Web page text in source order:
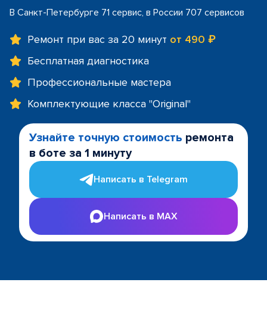
В Санкт-Петербурге 71 сервис, в России 707 сервисов
Ремонт при вас за 20 минут от 490 ₽
Бесплатная диагностика
Профессиональные мастера
Комплектующие класса "Original"
Узнайте точную стоимость ремонта
в боте за 1 минуту
Написать в Telegram
Написать в MAX